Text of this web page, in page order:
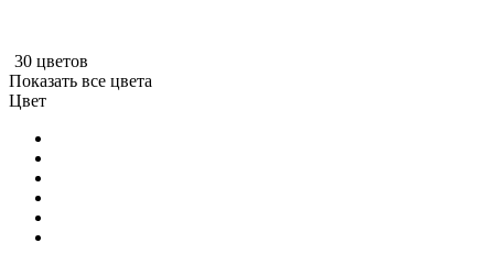
30 цветов
Показать все цвета
Цвет